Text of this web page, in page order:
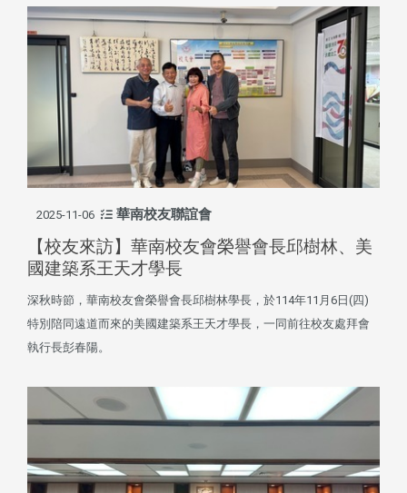
2025-11-06 華南校友聯誼會
【校友來訪】華南校友會榮譽會長邱樹林、美
國建築系王天才學長
深秋時節，華南校友會榮譽會長邱樹林學長，於114年11月6日(四)
特別陪同遠道而來的美國建築系王天才學長，一同前往校友處拜會
執行長彭春陽。